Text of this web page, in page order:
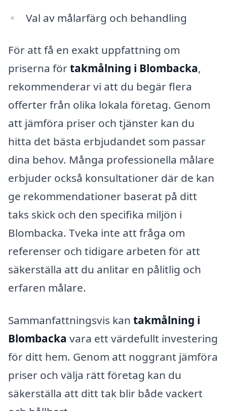
Val av målarfärg och behandling
För att få en exakt uppfattning om
priserna förtakmålning i Blombacka,
rekommenderar vi att du begär flera
offerter från olika lokala företag. Genom
att jämföra priser och tjänster kan du
hitta det bästa erbjudandet som passar
dina behov. Många professionella målare
erbjuder också konsultationer där de kan
ge rekommendationer baserat på ditt
taks skick och den specifika miljön i
Blombacka. Tveka inte att fråga om
referenser och tidigare arbeten för att
säkerställa att du anlitar en pålitlig och
erfaren målare.
Sammanfattningsvis kan takmålning i
Blombacka vara ett värdefullt investering
för ditt hem. Genom att noggrant jämföra
priser och välja rätt företag kan du
säkerställa att ditt tak blir både vackert